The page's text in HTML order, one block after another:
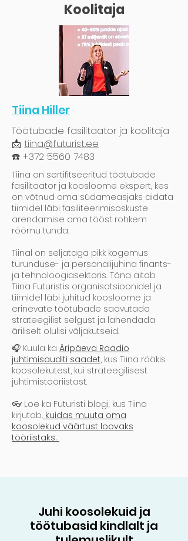
Koolitaja
Tiina Hiller
Töötubade fasilitaator ja koolitaja
📩 tiina@futurist.ee
☎️ +372 5560 7483
Tiina on sertifitseeritud töötubade
fasilitaator ja koosloome ekspert, kes
on võtnud oma südameasjaks aidata
tiimidel läbi fasiliteerimisoskuste
arendamise oma tööst rohkem
rõõmu tunda.
Tiinal on seljataga pikk kogemus
turunduse- ja personalijuhina finants-
ja tehnoloogiasektoris. Täna aitab
Tiina Futuristis organisatsioonidel ja
tiimidel läbi juhitud koosloome ja
erinevate töötubade saavutada
strateegilist selgust ja lahendada
äriliselt olulisi väljakutseid.​
🎧 Kuula ka Äripäeva Raadio
juhtimisauditi saadet, kus Tiina rääkis
koosolekutest, kui strateegilisest
juhtimistööriistast.
👓 Loe ka Futuristi blogi, kus Tiina
kirjutab, kuidas muuta oma
koosolekud väärtust loovaks
tööriistaks.
Juhi koosolekuid ja
töötubasid kindlalt ja